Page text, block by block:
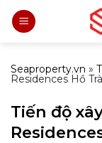
Bỏ
qua
dung
Seaproperty.vn »
Residences Hồ
Tiến độ